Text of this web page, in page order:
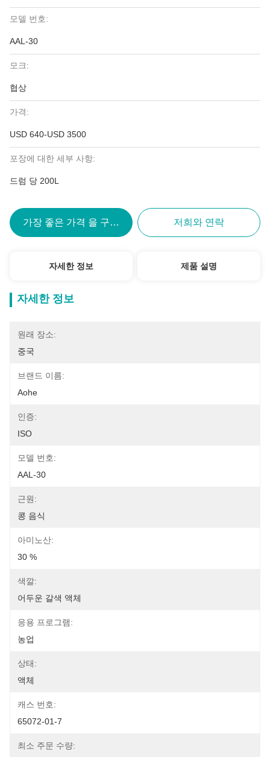
모델 번호:
AAL-30
모크:
협상
가격:
USD 640-USD 3500
포장에 대한 세부 사항:
드럼 당 200L
가장 좋은 가격 을 구하라 저희와 연락
자세한 정보 제품 설명
자세한 정보
원래 장소:
중국
브랜드 이름:
Aohe
인증:
ISO
모델 번호:
AAL-30
근원:
콩 음식
아미노산:
30 %
색깔:
어두운 갈색 액체
응용 프로그램:
농업
상태:
액체
캐스 번호:
65072-01-7
최소 주문 수량: